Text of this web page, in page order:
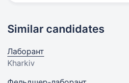
Similar candidates
Лаборант
Kharkiv